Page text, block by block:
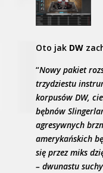
Oto jakDW
“Nowy pakiet
trzydziestu
korpusów DW,
bębnów
agresywnych
amerykańskich
się przez miks
– dwunastu